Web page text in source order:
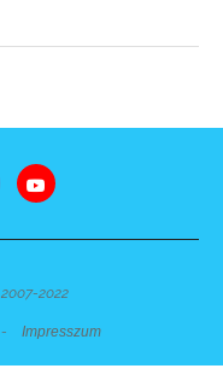
2022
Impresszum